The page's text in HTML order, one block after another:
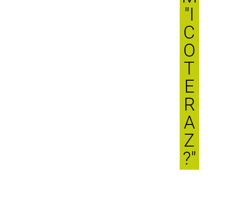
"I
C
O
T
E
R
A
Z
?"